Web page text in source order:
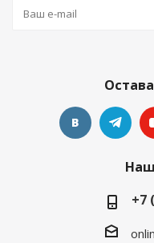
+7